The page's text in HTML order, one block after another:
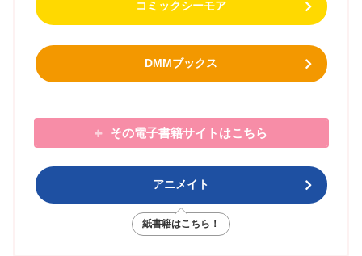
コミックシーモア
DMMブックス
その電子書籍サイトはこちら
アニメイト
紙書籍はこちら！